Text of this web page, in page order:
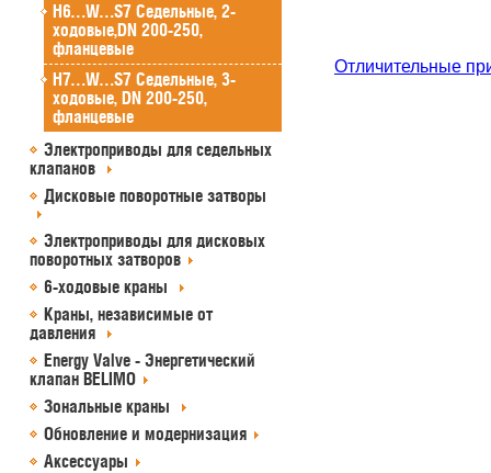
H6…W…S7 Седельные, 2-
ходовые,DN 200-250,
фланцевые
H7…W…S7 Седельные, 3-
ходовые, DN 200-250,
фланцевые
Электроприводы для седельных
клапанов
Дисковые поворотные затворы
Электроприводы для дисковых
поворотных затворов
6-ходовые краны
Краны, независимые от
давления
Energy Valve - Энергетический
клапан BELIMO
Зональные краны
Обновление и модернизация
Аксессуары
Отличительные